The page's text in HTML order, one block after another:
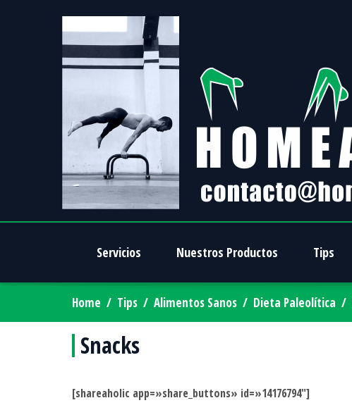
Servicios Nuestros Productos Tips
Home / Tips / Alimentos Sanos / Dieta Paleolítica /
Snacks
[shareaholic app=»share_buttons» id=»14176794″]